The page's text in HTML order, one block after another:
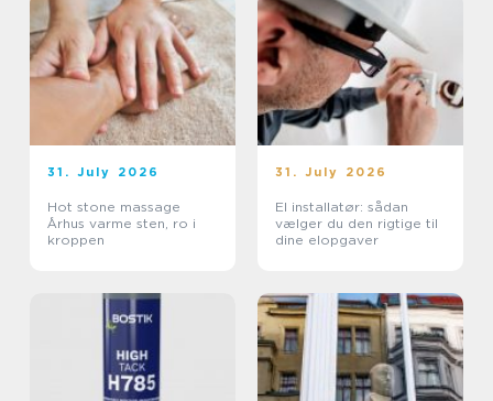
31. July 2026
Hot stone massage
Århus varme sten, ro i
kroppen
31. July 2026
El installatør: sådan
vælger du den rigtige til
dine elopgaver